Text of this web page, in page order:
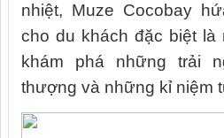
nhiệt, Muze Cocobay
cho du khách đặc biệt
khám phá những trải
thượng và những kỉ niệm